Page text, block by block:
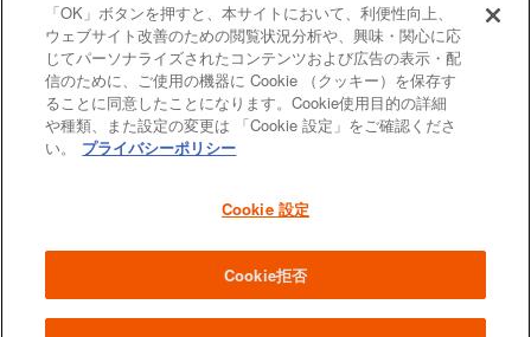
お問い合わせ サイトポリシー
「OK」ボタンを押すと、本サイトにおいて、利便性向上、
ウェブサイト改善のための閲覧状況分析や、興味・関心に応
じてパーソナライズされたコンテンツおよび広告の表示・配
信のために、ご使用の機器に Cookie （クッキー）を保存す
ることに同意したことになります。Cookie使用目的の詳細
や種類、また設定の変更は 「Cookie 設定」をご確認くださ
い。
プライバシーポリシー
Cookie 設定
Cookie拒否